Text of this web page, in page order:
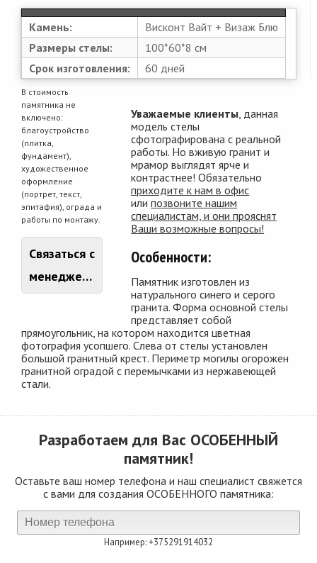
Камень:
Висконт Вайт + Визаж Блю
Размеры стелы:
100*60*8 см
Срок изготовления:
60 дней
В стоимость
памятника не
включено:
благоустройство
(плитка,
фундамент),
художественное
оформление
(портрет, текст,
эпитафия), ограда и
работы по монтажу.
Связаться с
менеджером
Уважаемые клиенты , данная
модель стелы
сфотографирована с реальной
работы. Но вживую гранит и
мрамор выглядят ярче и
контрастнее! Обязательно
приходите к нам в офис
илипозвоните нашим
специалистам, и они прояснят
Ваши возможные вопросы!
Особенности:
Памятник изготовлен из
натурального синего и серого
гранита. Форма основной стелы
представляет собой
прямоугольник, на котором находится цветная
фотография усопшего. Слева от стелы установлен
большой гранитный крест. Периметр могилы огорожен
гранитной оградой с перемычками из нержавеющей
стали.
Разработаем для Вас ОСОБЕННЫЙ
памятник!
Оставьте ваш номер телефона и наш специалист свяжется
с вами для создания ОСОБЕННОГО памятника:
Например: +375291914032